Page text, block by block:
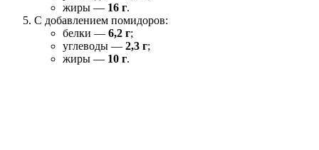
жиры — 16 г.
С добавлением помидоров:
белки — 6,2 г;
углеводы — 2,3 г;
жиры — 10 г.